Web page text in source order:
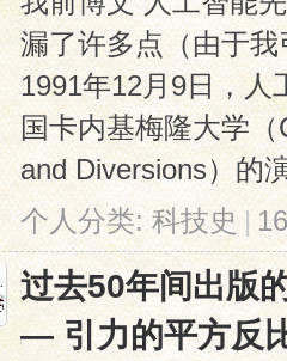
漏了许多点（由于
1991年12月9日，人
国卡内基梅隆大学
and Diversions）的
个人分类: 科技史 |
过去50年间出版
— 引力的平方反